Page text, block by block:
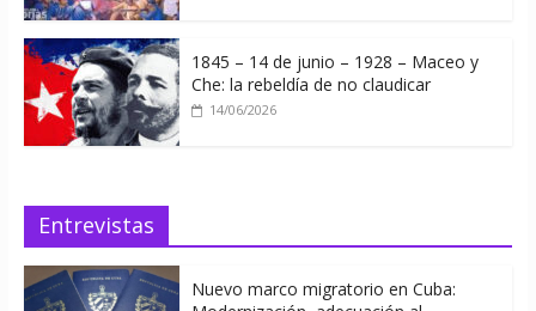
1845 – 14 de junio – 1928 – Maceo y
Che: la rebeldía de no claudicar
14/06/2026
Entrevistas
Nuevo marco migratorio en Cuba: